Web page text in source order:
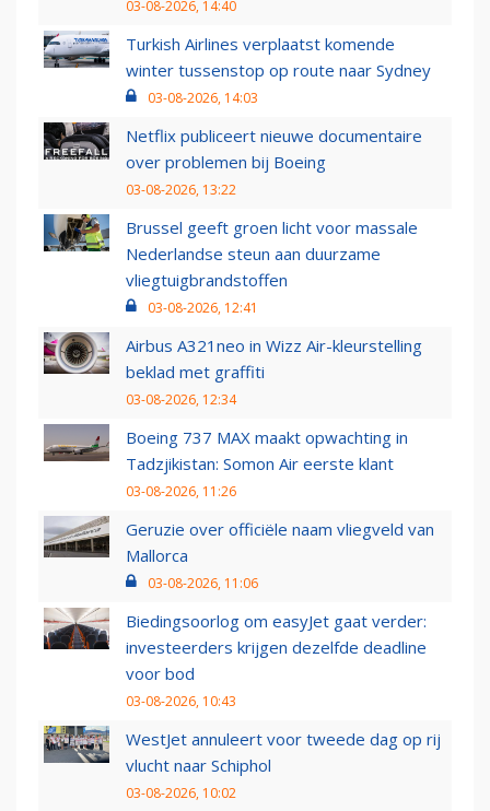
03-08-2026, 14:40
Turkish Airlines verplaatst komende
winter tussenstop op route naar Sydney
03-08-2026, 14:03
Netflix publiceert nieuwe documentaire
over problemen bij Boeing
03-08-2026, 13:22
Brussel geeft groen licht voor massale
Nederlandse steun aan duurzame
vliegtuigbrandstoffen
03-08-2026, 12:41
Airbus A321neo in Wizz Air-kleurstelling
beklad met graffiti
03-08-2026, 12:34
Boeing 737 MAX maakt opwachting in
Tadzjikistan: Somon Air eerste klant
03-08-2026, 11:26
Geruzie over officiële naam vliegveld van
Mallorca
03-08-2026, 11:06
Biedingsoorlog om easyJet gaat verder:
investeerders krijgen dezelfde deadline
voor bod
03-08-2026, 10:43
WestJet annuleert voor tweede dag op rij
vlucht naar Schiphol
03-08-2026, 10:02